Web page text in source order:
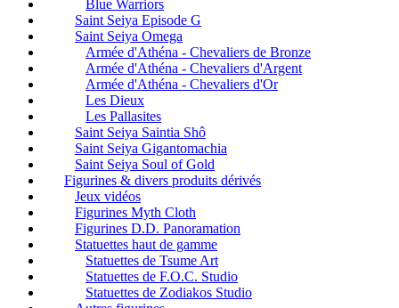
Blue Warriors
Saint Seiya Episode G
Saint Seiya Omega
Armée d'Athéna - Chevaliers de Bronze
Armée d'Athéna - Chevaliers d'Argent
Armée d'Athéna - Chevaliers d'Or
Les Dieux
Les Pallasites
Saint Seiya Saintia Shô
Saint Seiya Gigantomachia
Saint Seiya Soul of Gold
Figurines & divers produits dérivés
Jeux vidéos
Figurines Myth Cloth
Figurines D.D. Panoramation
Statuettes haut de gamme
Statuettes de Tsume Art
Statuettes de F.O.C. Studio
Statuettes de Zodiakos Studio